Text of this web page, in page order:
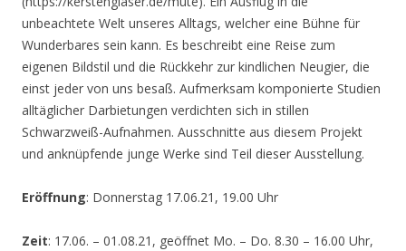
unbeachtete Welt unseres Alltags, welcher eine Bühne für
Wunderbares sein kann. Es beschreibt eine Reise zum
eigenen Bildstil und die Rückkehr zur kindlichen Neugier, die
einst jeder von uns besaß. Aufmerksam komponierte Studien
alltäglicher Darbietungen verdichten sich in stillen
Schwarzweiß-Aufnahmen. Ausschnitte aus diesem Projekt
und anknüpfende junge Werke sind Teil dieser Ausstellung.
Eröffnung: Donnerstag 17.06.21, 19.00 Uhr
Zeit: 17.06. – 01.08.21, geöffnet Mo. – Do. 8.30 – 16.00 Uhr,